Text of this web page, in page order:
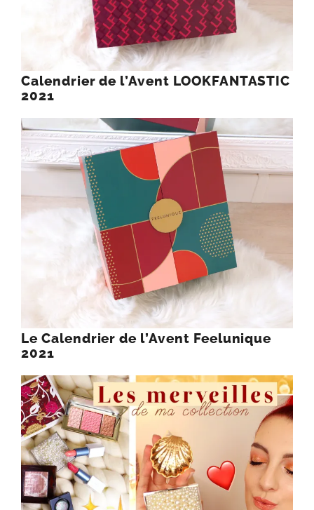
Calendrier de l’Avent LOOKFANTASTIC
2021
Le Calendrier de l’Avent Feelunique
2021